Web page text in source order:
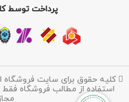
پرداخت توسط
کلیه حقوق برای سایت فروشگاه
استفاده از مطالب فروشگاه فقط